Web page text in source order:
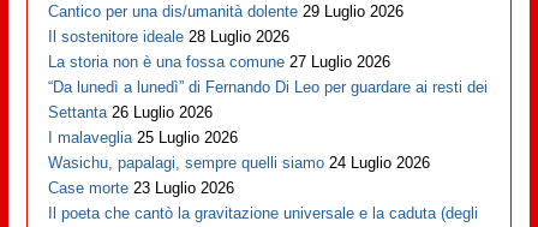
Cantico per una dis/umanità dolente 29 Luglio 2026
Il sostenitore ideale 28 Luglio 2026
La storia non è una fossa comune 27 Luglio 2026
“Da lunedì a lunedì” di Fernando Di Leo per guardare ai resti dei
Settanta 26 Luglio 2026
I malaveglia 25 Luglio 2026
Wasichu, papalagi, sempre quelli siamo 24 Luglio 2026
Case morte 23 Luglio 2026
Il poeta che cantò la gravitazione universale e la caduta (degli